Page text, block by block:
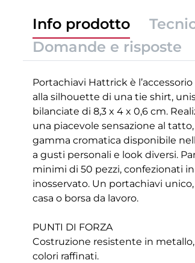
Info prodotto
Domande e risposte
Portachiavi Hattrick è
alla silhouette di una tie shirt,
bilanciate di 8,3 x 4 x 0,6 cm.
una piacevole sensazione al
gamma cromatica disponibile
a gusti personali e look diversi.
minimi di 50 pezzi, confezionati
inosservato. Un portachiavi
casa o borsa da lavoro.
PUNTI DI FORZA
Costruzione resistente in
colori raffinati.